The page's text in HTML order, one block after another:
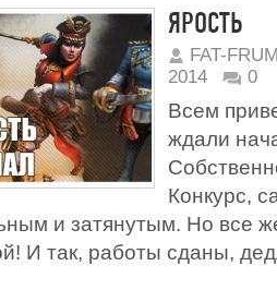
ЯРОСТЬ
FAT-
2014
0
Всем
ждали
Конкурс,
и затянутым. Но все
И так, работы сданы,